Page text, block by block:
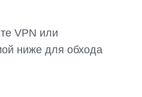
VPN или
ниже для обхода